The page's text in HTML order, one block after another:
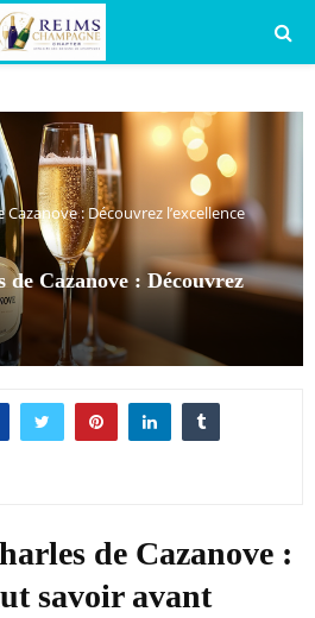
: Découvrez l’excellence
de Cazanove : Découvrez
de Cazanove :
savoir avant